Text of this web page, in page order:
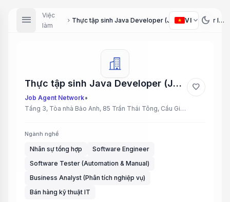
menu
Việc
làm
chevron_right Thực tập sinh Java Developer (Java Developer Intern), Thực tập sinh QC/Tester (QC/Tester Intern), Thực tập sinh Business Analyst (Business Analyst Intern), Sales IT, Thực tập sinh Nhân sự (HR Intern)
VI expand_more dark_mode
Thực tập sinh Java Developer (Java Developer Intern), Thực tập sinh QC/Tester (QC/Tester Intern), Thực tập sinh Business Analyst (Business Analyst Intern), Sales IT, Thực tập sinh Nhân sự (HR Intern)
Job Agent Network•
Tầng 3, Tòa nhà Bảo Anh, 85 Trần Thái Tông, Cầu Giấy, Hà Nội
favorite
Ngành nghề
Nhân sự tổng hợp
Software Engineer
Software Tester (Automation & Manual)
Business Analyst (Phân tích nghiệp vụ)
Bán hàng kỹ thuật IT